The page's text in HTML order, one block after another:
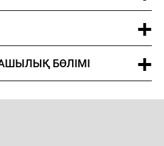
БӨЛІМІ